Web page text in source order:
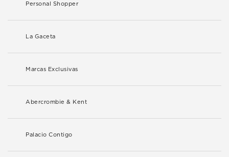
Personal Shopper
La Gaceta
Marcas Exclusivas
Abercrombie & Kent
Palacio Contigo